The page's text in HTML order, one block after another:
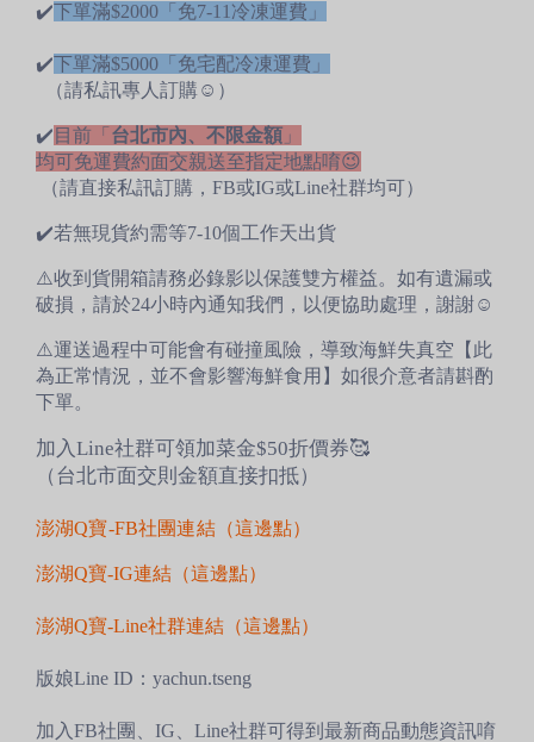
✔️下單滿$2000「免7-11冷凍運費」
✔️下單滿$5000「免宅配冷凍運費」
（請私訊專人訂購☺️）
✔️ 目前「 台北市內、不限金額 」
均可免運費約面交親送至指定地點唷😉
（請直接私訊訂購，FB或IG或Line社群均可）
✔️若無現貨約需等7-10個工作天出貨
⚠️收到貨開箱請務必錄影以保護雙方權益。如有遺漏或
破損，請於24小時內通知我們，以便協助處理，謝謝☺️
⚠️運送過程中可能會有碰撞風險，導致海鮮失真空【此
為正常情況，並不會影響海鮮食用】如很介意者請斟酌
下單。
加入Line社群可領加菜金$50折價券🥰
（台北市面交則金額直接扣抵）
澎湖Q寶-FB社團連結（這邊點）
澎湖Q寶-IG連結（這邊點）
澎湖Q寶-Line社群連結（這邊點）
版娘Line ID：yachun.tseng
加入FB社團、IG、Line社群可得到最新商品動態資訊唷